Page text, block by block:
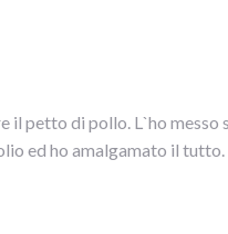
petto di pollo. L`ho messo
ed ho amalgamato il tutto.